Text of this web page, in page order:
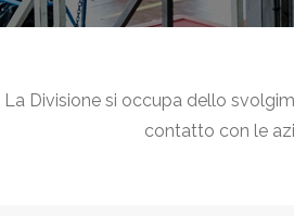
L a Divisionesi occupa dello
contatto con le